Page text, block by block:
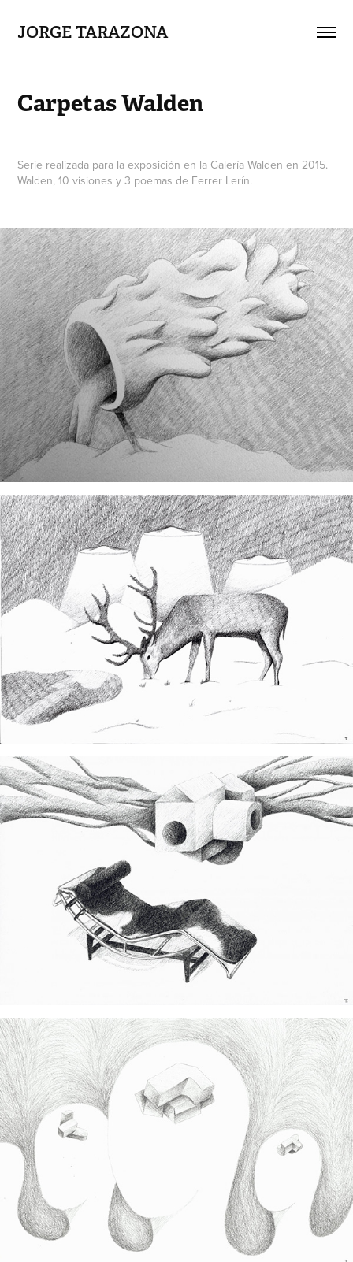
JORGE TARAZONA
Carpetas Walden
Serie realizada para la exposición en la Galería Walden en 2015.
Walden, 10 visiones y 3 poemas de Ferrer Lerín.